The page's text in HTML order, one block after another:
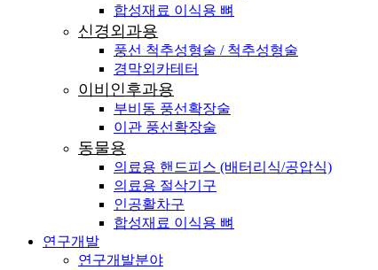
합성재료 이식용 뼈
신경외과용
풍선 척추성형술 / 척추성형술
경막외카테터
이비인후과용
부비동 풍선확장술
이관 풍선확장술
동물용
의료용 핸드피스 (배터리식/공압식)
의료용 절삭기구
인공활차구
합성재료 이식용 뼈
연구개발
연구개발분야